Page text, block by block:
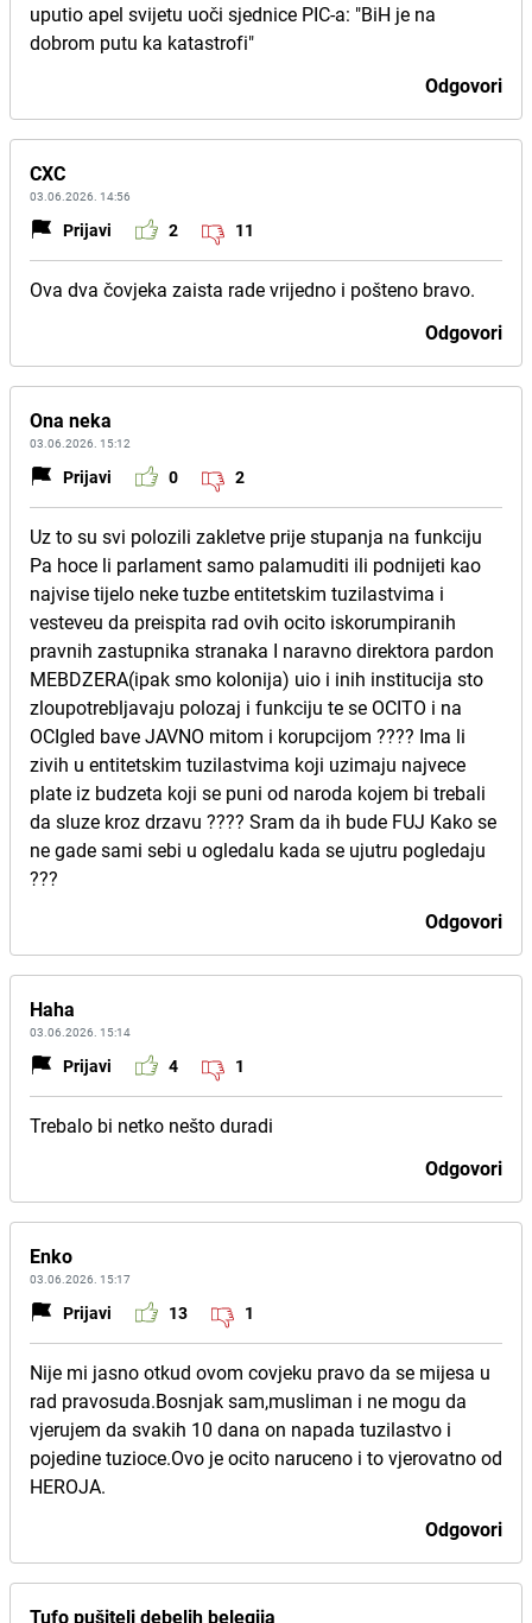
uputio apel svijetu uoči sjednice PIC-a: "BiH je na
dobrom putu ka katastrofi"
Odgovori
CXC
03.06.2026. 14:56
Prijavi 2 11
Ova dva čovjeka zaista rade vrijedno i pošteno bravo.
Odgovori
Ona neka
03.06.2026. 15:12
Prijavi 0 2
Uz to su svi polozili zakletve prije stupanja na funkciju
Pa hoce li parlament samo palamuditi ili podnijeti kao
najvise tijelo neke tuzbe entitetskim tuzilastvima i
vesteveu da preispita rad ovih ocito iskorumpiranih
pravnih zastupnika stranaka I naravno direktora pardon
MEBDZERA(ipak smo kolonija) uio i inih institucija sto
zloupotrebljavaju polozaj i funkciju te se OCITO i na
OCIgled bave JAVNO mitom i korupcijom ???? Ima li
zivih u entitetskim tuzilastvima koji uzimaju najvece
plate iz budzeta koji se puni od naroda kojem bi trebali
da sluze kroz drzavu ???? Sram da ih bude FUJ Kako se
ne gade sami sebi u ogledalu kada se ujutru pogledaju
???
Odgovori
Haha
03.06.2026. 15:14
Prijavi 4 1
Trebalo bi netko nešto duradi
Odgovori
Enko
03.06.2026. 15:17
Prijavi 13 1
Nije mi jasno otkud ovom covjeku pravo da se mijesa u
rad pravosuda.Bosnjak sam,musliman i ne mogu da
vjerujem da svakih 10 dana on napada tuzilastvo i
pojedine tuzioce.Ovo je ocito naruceno i to vjerovatno od
HEROJA.
Odgovori
Tufo pušitelj debelih belegija